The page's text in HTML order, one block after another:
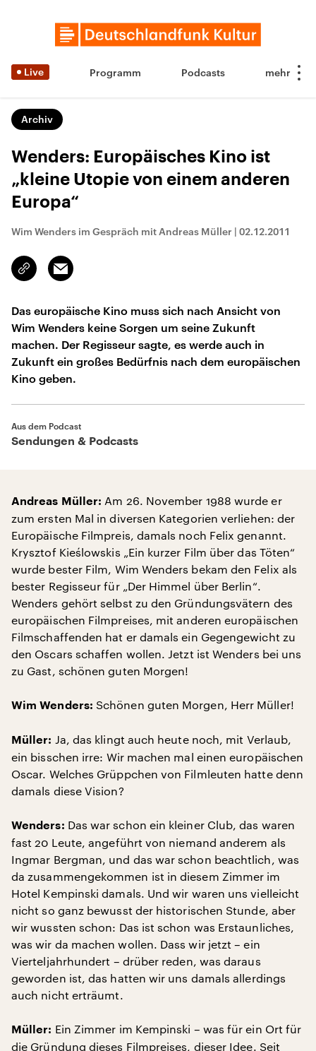
Live Programm Podcasts
Archiv
Wenders: Europäisches Kino ist
„kleine Utopie von einem anderen
Europa“
Wim Wenders im Gespräch mit Andreas Müller | 02.12.2011
Link
kopieren/teilen
Email
Das europäische Kino muss sich nach Ansicht von
Wim Wenders keine Sorgen um seine Zukunft
machen. Der Regisseur sagte, es werde auch in
Zukunft ein großes Bedürfnis nach dem europäischen
Kino geben.
Aus dem Podcast
Sendungen & Podcasts
Andreas Müller: Am 26. November 1988 wurde er
zum ersten Mal in diversen Kategorien verliehen: der
Europäische Filmpreis, damals noch Felix genannt.
Krysztof Kieślowskis „Ein kurzer Film über das Töten“
wurde bester Film, Wim Wenders bekam den Felix als
bester Regisseur für „Der Himmel über Berlin“.
Wenders gehört selbst zu den Gründungsvätern des
europäischen Filmpreises, mit anderen europäischen
Filmschaffenden hat er damals ein Gegengewicht zu
den Oscars schaffen wollen. Jetzt ist Wenders bei uns
zu Gast, schönen guten Morgen!
Wim Wenders: Schönen guten Morgen, Herr Müller!
Müller: Ja, das klingt auch heute noch, mit Verlaub,
ein bisschen irre: Wir machen mal einen europäischen
Oscar. Welches Grüppchen von Filmleuten hatte denn
damals diese Vision?
Wenders: Das war schon ein kleiner Club, das waren
fast 20 Leute, angeführt von niemand anderem als
Ingmar Bergman, und das war schon beachtlich, was
da zusammengekommen ist in diesem Zimmer im
Hotel Kempinski damals. Und wir waren uns vielleicht
nicht so ganz bewusst der historischen Stunde, aber
wir wussten schon: Das ist schon was Erstaunliches,
was wir da machen wollen. Dass wir jetzt – ein
Vierteljahrhundert – drüber reden, was daraus
geworden ist, das hatten wir uns damals allerdings
auch nicht erträumt.
Müller: Ein Zimmer im Kempinski – was für ein Ort für
die Gründung dieses Filmpreises, dieser Idee. Seit